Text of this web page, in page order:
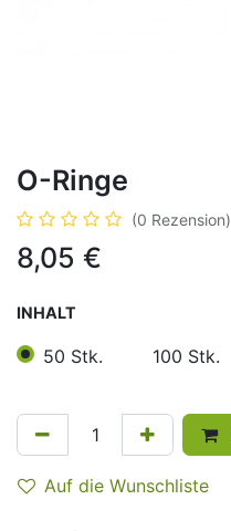
O-Ringe
(0 Rezension)
8,05 €
INHALT
50 Stk. 100 Stk.
Auf die Wunschliste